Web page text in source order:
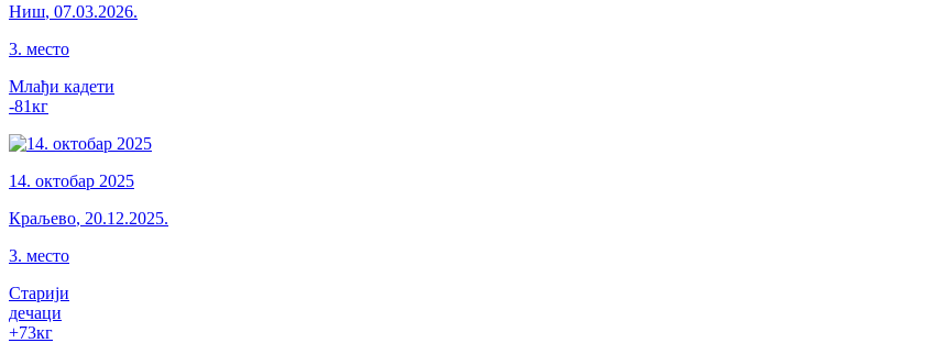
Ниш, 07.03.2026.
3. место
Млађи кадети
-81кг
14. октобар 2025
Краљево, 20.12.2025.
3. место
Старији
дечаци
+73кг